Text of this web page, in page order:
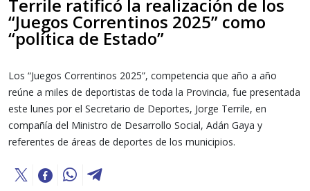
Terrile ratificó la realización de los
“Juegos Correntinos 2025” como
“política de Estado”
Los “Juegos Correntinos 2025”, competencia que año a año
reúne a miles de deportistas de toda la Provincia, fue presentada
este lunes por el Secretario de Deportes, Jorge Terrile, en
compañía del Ministro de Desarrollo Social, Adán Gaya y
referentes de áreas de deportes de los municipios.